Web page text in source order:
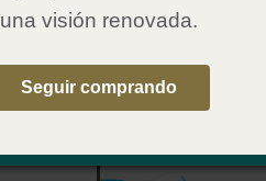
una visión renovada.
Seguir comprando